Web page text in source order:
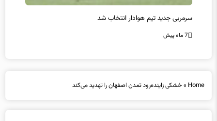
سرمربی جدید تیم هوادار انتخاب شد
7 ماه پیش
Home
»خشکی زاینده‌رود تمدن اصفهان را تهدید می‌کند